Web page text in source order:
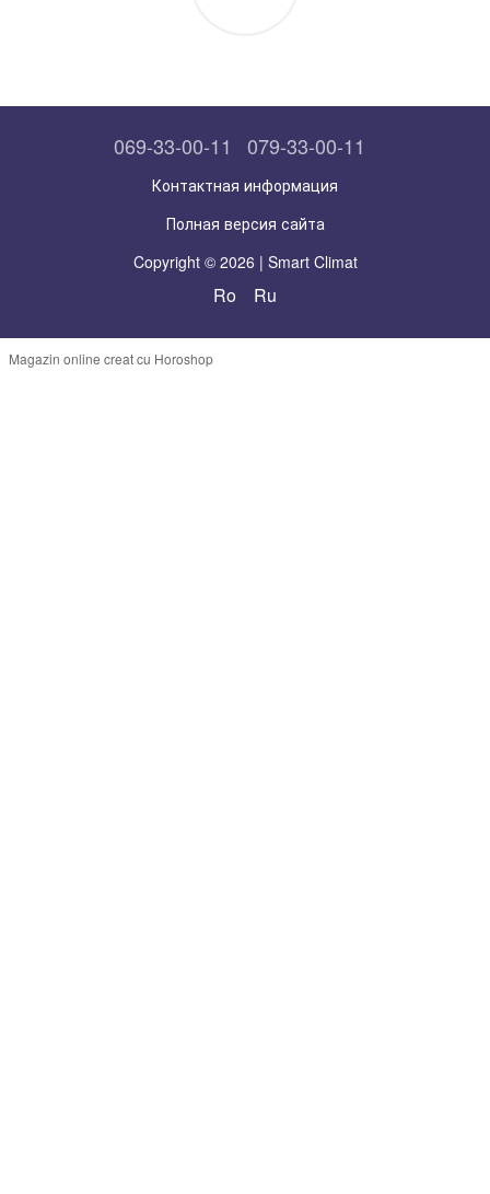
069-33-00-11 079-33-00-11
Контактная информация
Полная версия сайта
Copyright © 2026 | Smart Climat
Ro Ru
Magazin online creat cu Horoshop